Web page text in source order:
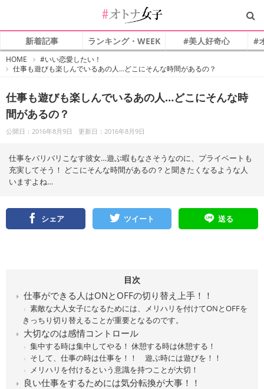
新着記事 ランキング・WEEK #美人好奇心 #
HOME
オ
ト
子
#いい恋愛したい！
仕事も遊びも楽しんでいるあの人…どこにそんな時間があるの？
仕事も遊びも楽しんでいるあの人…どこにそんな時
間があるの？
公開日：2016年8月9日 更新日：2016年8月9日
仕事をバリバリこなす彼女…遊ぶ暇もなさそうなのに、プライベートも
充実してそう！ どこにそんな時間があるの？と聞きたくなるような人
いますよね…
シェア ツイート 送る
目次
仕事ができる人はONとOFFの切り替え上手！！
素敵な大人女子になるためには、メリハリを付けてONとOFFを
きっちり切り替えることが重要となるのです。
大切なのは感情コントロール
集中する時は集中してやる！ 休憩する時は休憩する！
そして、仕事の時は仕事を！！ 遊ぶ時には遊びを！！
メリハリを付けるという意識を持つことが大切！
良い仕事をするためには気分転換が大事！！